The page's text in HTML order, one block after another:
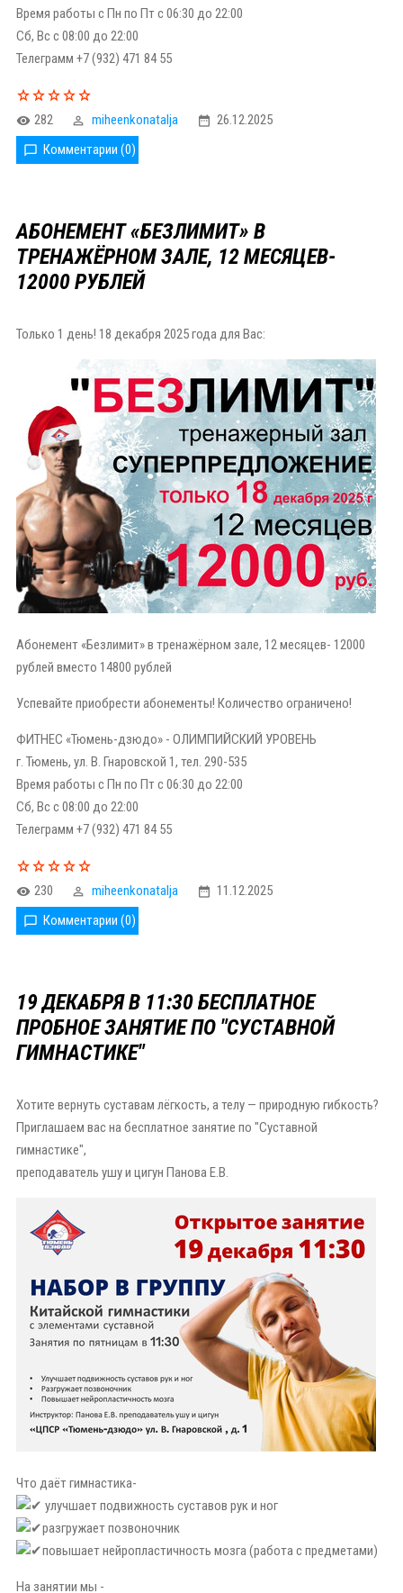
Время работы с Пн по Пт с 06:30 до 22:00
Сб, Вс с 08:00 до 22:00
Телеграмм +7 (932) 471 84 55
282 miheenkonatalja
26.12.2025
Комментарии (0)
АБОНЕМЕНТ «БЕЗЛИМИТ» В
ТРЕНАЖЁРНОМ ЗАЛЕ, 12 МЕСЯЦЕВ-
12000 РУБЛЕЙ
Только 1 день! 18 декабря 2025 года для Вас:
Абонемент «Безлимит» в тренажёрном зале, 12 месяцев- 12000
рублей вместо 14800 рублей
Успевайте приобрести абонементы! Количество ограничено!
ФИТНЕС «Тюмень-дзюдо» - ОЛИМПИЙСКИЙ УРОВЕНЬ
г. Тюмень, ул. В. Гнаровской 1, тел. 290-535
Время работы с Пн по Пт с 06:30 до 22:00
Сб, Вс с 08:00 до 22:00
Телеграмм +7 (932) 471 84 55
230 miheenkonatalja
11.12.2025
Комментарии (0)
19 ДЕКАБРЯ В 11:30 БЕСПЛАТНОЕ
ПРОБНОЕ ЗАНЯТИЕ ПО "СУСТАВНОЙ
ГИМНАСТИКЕ"
Хотите вернуть суставам лёгкость, а телу — природную гибкость?
Приглашаем вас на бесплатное занятие по "Суставной
гимнастике",
преподаватель ушу и цигун Панова Е.В.
Что даёт гимнастика-
улучшает подвижность суставов рук и ног
разгружает позвоночник
повышает нейропластичность мозга (работа с предметами)
На занятии мы -